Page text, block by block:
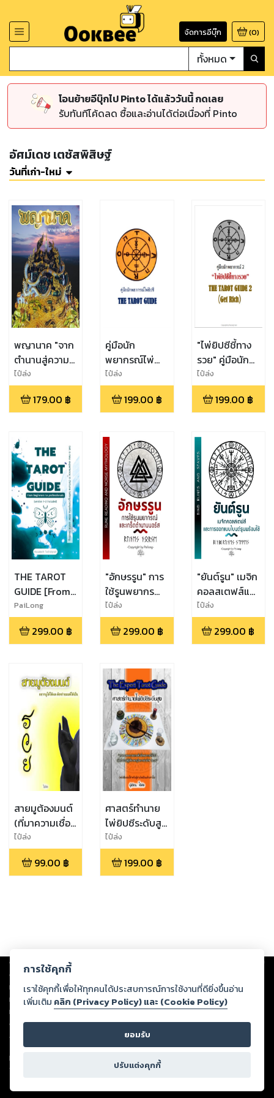
จัดการอีบุ๊ก (0)
ทั้งหมด
โอนย้ายอีบุ๊กไป Pinto ได้แล้ววันนี้ กดเลย
รับทันทีโค้ดลด ซื้อและอ่านได้ต่อเนื่องที่ Pinto
อัศม์เดช เตชัสพิสิษฐ์
วันที่เก่า-ใหม่
พญานาค "จาก
ตำนานสู่ความ
เชื่อ"
ไป๋ล่ง
179.00 ฿
คู่มือนัก
พยากรณ์ไพ่
ยิปซี The
Tarot Guide
ไป๋ล่ง
199.00 ฿
"ไพ่ยิปซีชี้ทาง
รวย" คู่มือนัก
พยากรณ์เล่ม 2
The Tarot
Guide 2 (Get
ไป๋ล่ง
199.00 ฿
THE TAROT
GUIDE [From
Beginners to
Professions]
PaiLong
299.00 ฿
"อักษรรูน" การ
ใช้รูนพยากรณ์
และเกร็ดตำนาน
นอร์ส Rune
Reading and
Mythology
ไป๋ล่ง
299.00 ฿
"ยันต์รูน" เมจิก
คอลสเตฟส์และ
การออกแบบ
ไบนด์รูนพร้อม
ใช้ Bind Runes
ไป๋ล่ง
299.00 ฿
สายมูต้องมนต์
(ที่มาความเชื่อ
พุทธ พราหมณ์
ผี กับแนวทางสู่
ความร่ำรวย
ไป๋ล่ง
99.00 ฿
ศาสตร์ทำนาย
ไพ่ยิปซีระดับสูง
The Expert
Tarot Guide
ไป๋ล่ง
199.00 ฿
Copyright © 2026
ต่อผลงานหรือเนื้อหาใดที่อัปโหลดผ่านเว็บไซต์และปรากฏว่าละเมิดสิทธิใน
ทรัพย์สินทางปัญญาของบุคคลอื่นหรือขัดต่อกฎหมายและศีลธรรม ดังนั้น ผู้อ่าน
ทุกท่านโปรดใช้วิจารณญาณในการกลั่นกรองด้วยตนเอง และหากท่านพบว่าส่วน
หนึ่งส่วนใดขัดต่อกฎหมายและศีลธรรม กรุณาแจ้งมายังบริษัท เพื่อทีมงานจะได้
ดำเนินการในทันที ทั้งนี้ ทางสตอรี่ล็อกขอสงวนลิขสิทธิ์ตามพระราชบัญญัติ
ลิขสิทธิ์ พ.ศ. 2537 (ฉบับล่าสุด)
For support: member@ookbee.com
Version
การใช้คุกกี้
เราใช้คุกกี้เพื่อให้ทุกคนได้ประสบการณ์การใช้งานที่ดียิ่งขึ้นอ่าน
เพิ่มเติม คลิก (Privacy Policy) และ (Cookie Policy)
ยอมรับ
ปรับแต่งคุกกี้